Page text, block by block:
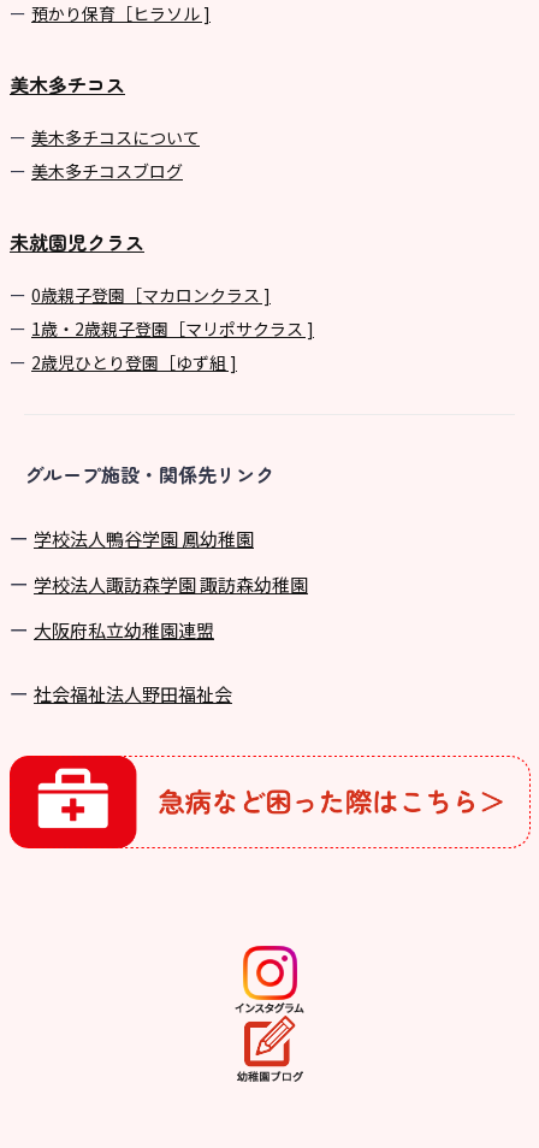
預かり保育［ヒラソル ]
美木多チコス
美⽊多チコスについて
美⽊多チコスブログ
未就園児クラス
0歳親子登園［マカロンクラス ]
1歳・2歳親子登園［マリポサクラス ]
2歳児ひとり登園［ゆず組 ]
グループ施設・関係先リンク
学校法⼈鴨⾕学園 鳳幼稚園
学校法⼈諏訪森学園 諏訪森幼稚園
⼤阪府私⽴幼稚園連盟
社会福祉法人野田福祉会